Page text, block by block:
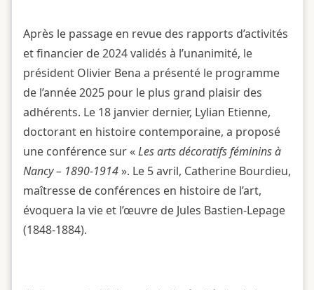
Après le passage en revue des rapports d’activités
et financier de 2024 validés à l’unanimité, le
président Olivier Bena a présenté le programme
de l’année 2025 pour le plus grand plaisir des
adhérents. Le 18 janvier dernier, Lylian Etienne,
doctorant en histoire contemporaine, a proposé
une conférence sur «Les arts décoratifs féminins à
Nancy – 1890-1914». Le 5 avril, Catherine Bourdieu,
maîtresse de conférences en histoire de l’art,
évoquera la vie et l’œuvre de Jules Bastien-Lepage
(1848-1884).